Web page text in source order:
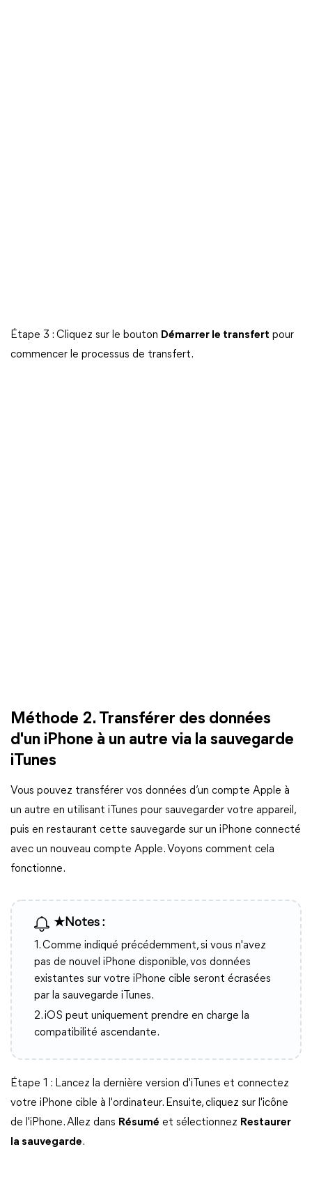
Étape 3 : Cliquez sur le bouton Démarrer le transfert pour
commencer le processus de transfert.
Méthode 2. Transférer des données
d'un iPhone à un autre via la sauvegarde
iTunes
Vous pouvez transférer vos données d’un compte Apple à
un autre en utilisant iTunes pour sauvegarder votre appareil,
puis en restaurant cette sauvegarde sur un iPhone connecté
avec un nouveau compte Apple. Voyons comment cela
fonctionne.
★Notes :
1. Comme indiqué précédemment, si vous n'avez
pas de nouvel iPhone disponible, vos données
existantes sur votre iPhone cible seront écrasées
par la sauvegarde iTunes.
2. iOS peut uniquement prendre en charge la
compatibilité ascendante.
Étape 1 : Lancez la dernière version d'iTunes et connectez
votre iPhone cible à l'ordinateur. Ensuite, cliquez sur l'icône
de l'iPhone. Allez dans Résumé et sélectionnez Restaurer
la sauvegarde.